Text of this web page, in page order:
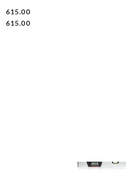
Cena:
615.00
Cena:
615.00